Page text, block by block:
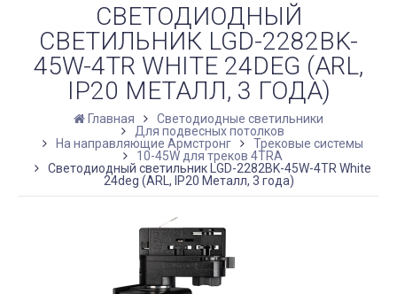
СВЕТОДИОДНЫЙ
СВЕТИЛЬНИК LGD-2282BK-
45W-4TR WHITE 24DEG (ARL,
IP20 МЕТАЛЛ, 3 ГОДА)
Главная
Светодиодные светильники
Для подвесных потолков
На направляющие Армстронг
Трековые системы
10-45W для треков 4TRA
Светодиодный светильник LGD-2282BK-45W-4TR White
24deg (ARL, IP20 Металл, 3 года)